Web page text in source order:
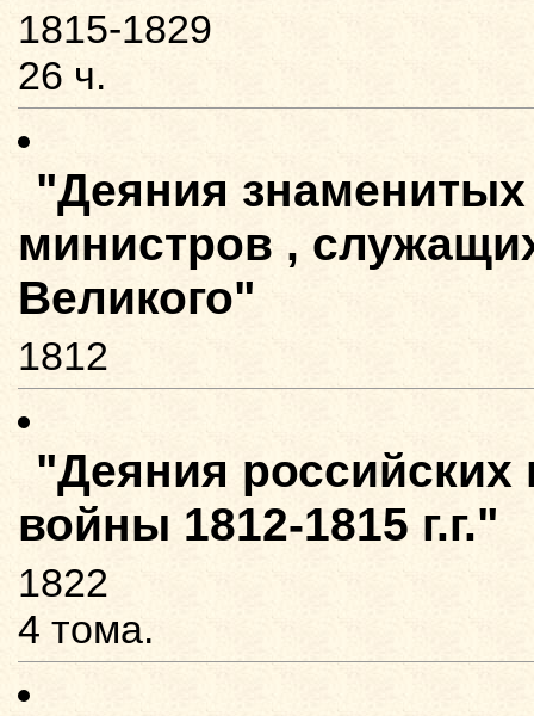
1815-1829
26 ч.
"Деяния
министров ,
Великого"
1812
"Деяния российских
войны 1812-1815 г.г."
1822
4 тома.